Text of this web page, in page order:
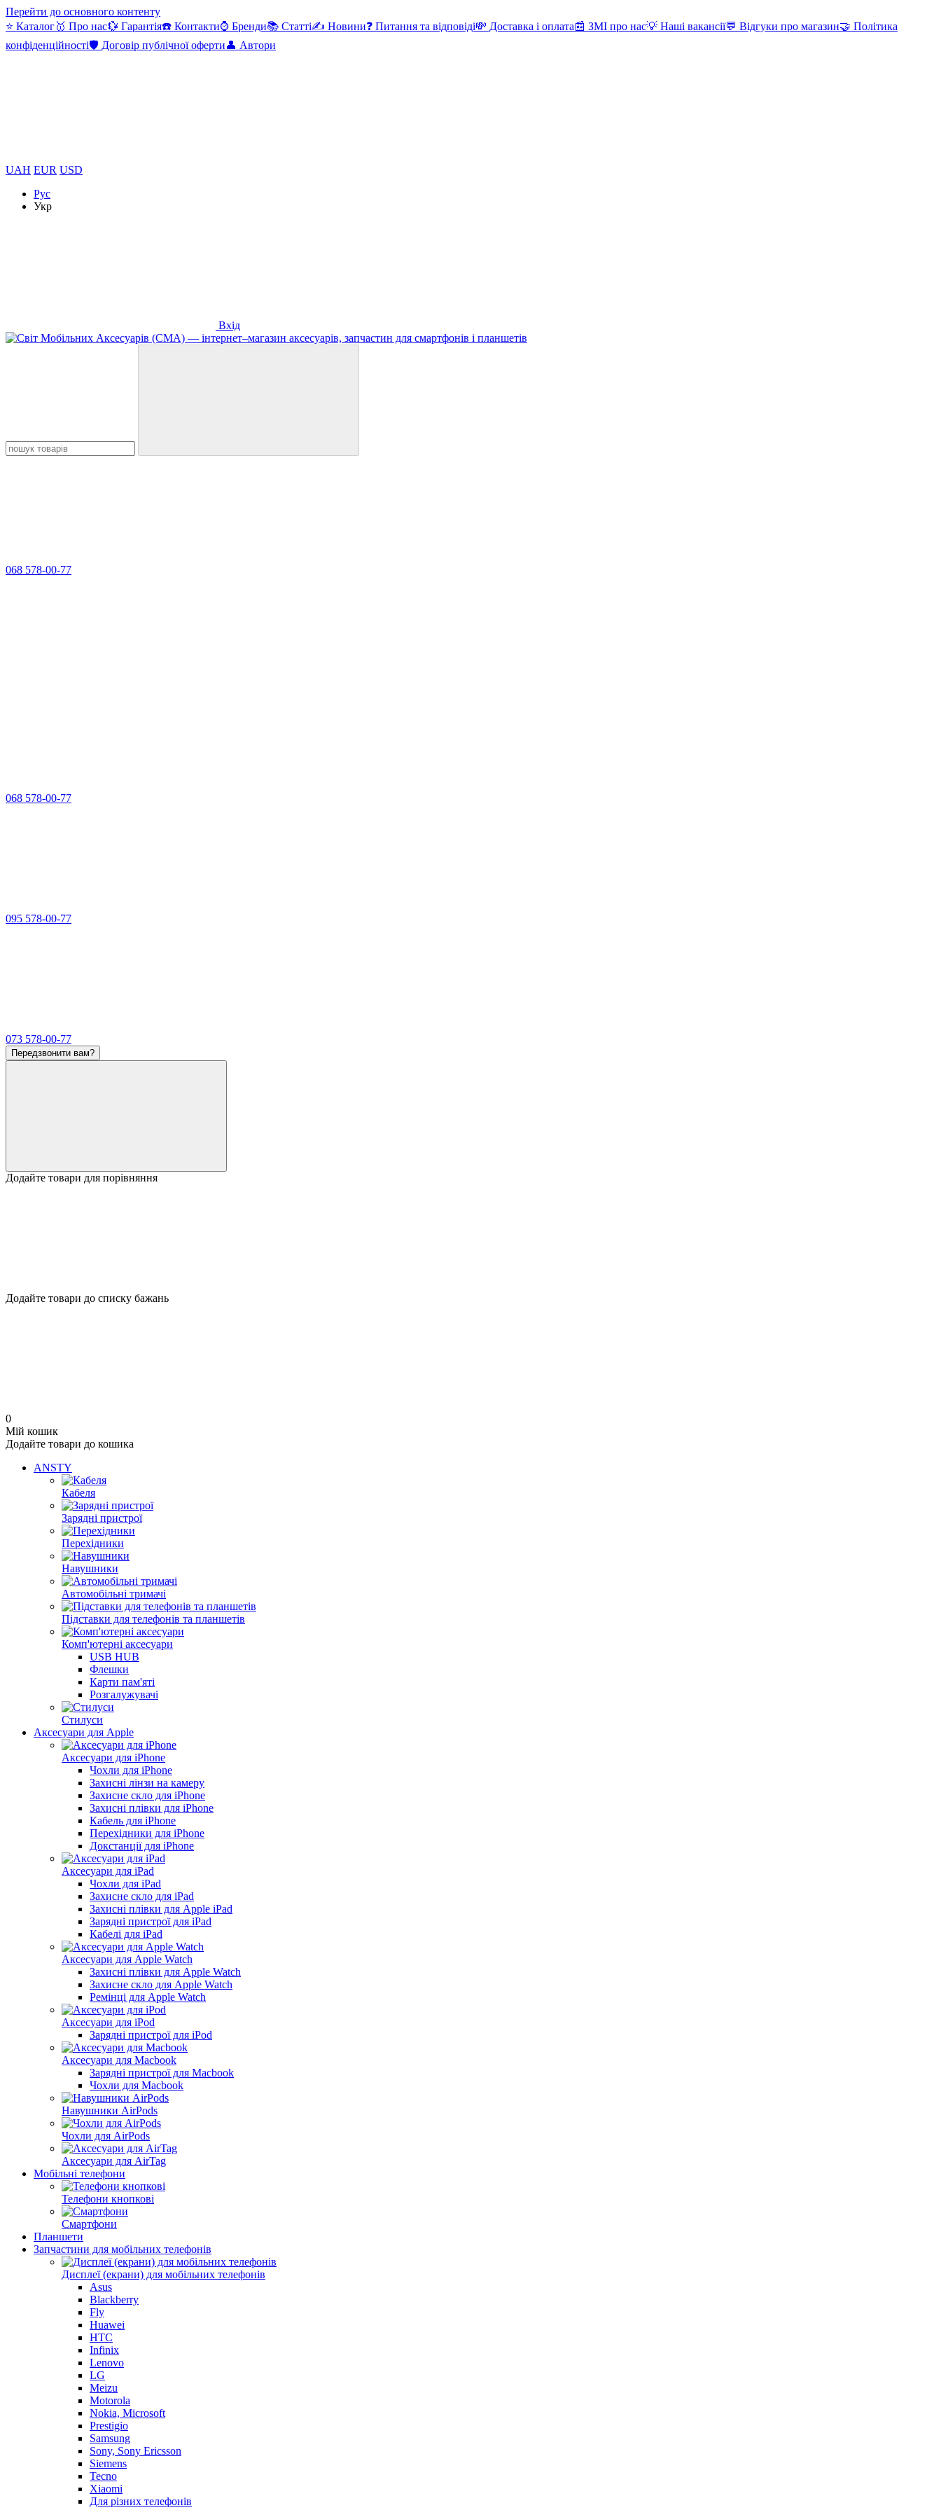
Перейти до основного контенту
⭐ Каталог🥇 Про нас💱 Гарантія☎️ Контакти⌚ Бренди📚 Статті✍ Новини❓ Питання та відповіді💸 Доставка і оплата📰 ЗМІ про нас💡 Наші вакансії💬 Відгуки про магазин🤝 Політика
конфіденційності🛡️ Договір публічної оферти👤 Автори
UAH EUR USD
Рус
Укр
Вхід
068 578-00-77
068 578-00-77
095 578-00-77
073 578-00-77
Передзвонити вам?
Додайте товари для порівняння
Додайте товари до списку бажань
0
Мій кошик
Додайте товари до кошика
ANSTY
Кабеля
Зарядні пристрої
Перехідники
Навушники
Автомобільні тримачі
Підставки для телефонів та планшетів
Комп'ютерні аксесуари
USB HUB
Флешки
Карти пам'яті
Розгалужувачі
Стилуси
Аксесуари для Apple
Аксесуари для iPhone
Чохли для iPhone
Захисні лінзи на камеру
Захисне скло для iPhone
Захисні плівки для iPhone
Кабель для iPhone
Перехідники для iPhone
Докстанції для iPhone
Аксесуари для iPad
Чохли для iPad
Захисне скло для iPad
Захисні плівки для Apple iPad
Зарядні пристрої для iPad
Кабелі для iPad
Аксесуари для Apple Watch
Захисні плівки для Apple Watch
Захисне скло для Apple Watch
Ремінці для Apple Watch
Аксесуари для iPod
Зарядні пристрої для iPod
Аксесуари для Macbook
Зарядні пристрої для Macbook
Чохли для Macbook
Навушники AirPods
Чохли для AirPods
Аксесуари для AirTag
Мобільні телефони
Телефони кнопкові
Смартфони
Планшети
Запчастини для мобільних телефонів
Дисплеї (екрани) для мобільних телефонів
Asus
Blackberry
Fly
Huawei
HTC
Infinix
Lenovo
LG
Meizu
Motorola
Nokia, Microsoft
Prestigio
Samsung
Sony, Sony Ericsson
Siemens
Tecno
Xiaomi
Для різних телефонів